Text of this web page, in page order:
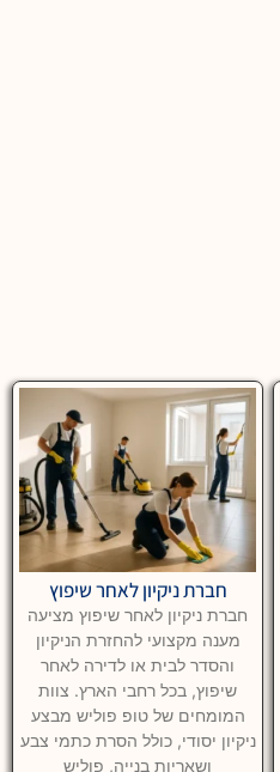
חברת ניקיון לאחר שיפוץ
חברת ניקיון לאחר שיפוץ מציעה
מענה מקצועי להחזרת הניקיון
והסדר לבית או לדירה לאחר
שיפוץ, בכל רחבי הארץ. צוות
המומחים של טופ פוליש מבצע
ניקיון יסודי, כולל הסרת כתמי צבע
ושאריות בנייה, פוליש